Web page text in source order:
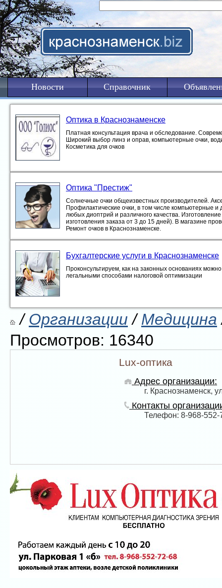
Новости Справочник
Оптика в Краснознаменске
Платная консультация врача и обследование.
Широкий выбор линз и оправ, компьютерные очки,
Косметика для очков
Оптика "Престиж"
Солнечные очки общеизвестных производителей.
Профилактические очки, в том числе компьютерные
любых диоптрий и различного качества.
изготовления заказа от 3 до 15 дней). В магазине
Ремонт очков в Краснознаменске.
Бухгалтерские услуги в Краснознаменске
Проконсультируем, как на законных основаниях
легальными способами налоговой оптимизации
/Организации/Медицина
Просмотров: 16340
Lux-оптика
Адрес организации:
г. Краснознаменск,
Контакты
Телефон: 8-968-552-